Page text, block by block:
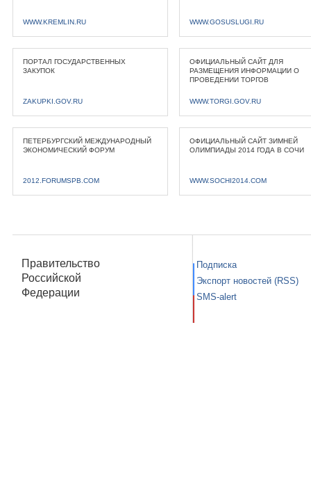
WWW.KREMLIN.RU WWW.GOSUSLUGI.RU
ПОРТАЛ ГОСУДАРСТВЕННЫХ
ЗАКУПОК
ZAKUPKI.GOV.RU
ОФИЦИАЛЬНЫЙ САЙТ ДЛЯ
РАЗМЕЩЕНИЯ ИНФОРМАЦИИ О
ПРОВЕДЕНИИ ТОРГОВ
WWW.TORGI.GOV.RU
ПЕТЕРБУРГСКИЙ МЕЖДУНАРОДНЫЙ
ЭКОНОМИЧЕСКИЙ ФОРУМ
2012.FORUMSPB.COM
ОФИЦИАЛЬНЫЙ САЙТ ЗИМНЕЙ
ОЛИМПИАДЫ 2014 ГОДА В СОЧИ
WWW.SOCHI2014.COM
Правительство
Российской
Федерации
Подписка
Экспорт новостей (RSS)
SMS-alert